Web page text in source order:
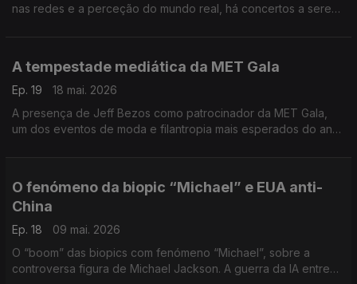
nas redes e a perceção do mundo real, há concertos a serem
A tempestade mediática da MET Gala
Ep. 19
18 mai. 2026
A presença de Jeff Bezos como patrocinador da MET Gala,
um dos eventos de moda e filantropia mais esperados do ano,
O fenómeno da biopic “Michael” e EUA anti-
China
Ep. 18
09 mai. 2026
O “boom” das biopics com fenómeno “Michael”, sobre a
controversa figura de Michael Jackson. A guerra da IA entre